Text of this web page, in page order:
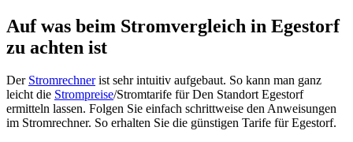
Auf was beim Stromvergleich in Egestorf
zu achten ist
Der Stromrechnerist sehr intuitiv aufgebaut. So kann man ganz
leicht die Strompreise/Stromtarife für Den Standort Egestorf
ermitteln lassen. Folgen Sie einfach schrittweise den Anweisungen
im Stromrechner. So erhalten Sie die günstigen Tarife für Egestorf.